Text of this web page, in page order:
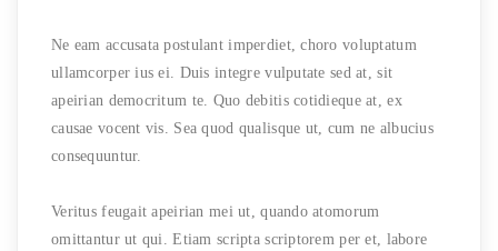
Ne eam accusata postulant imperdiet, choro voluptatum
ullamcorper ius ei. Duis integre vulputate sed at, sit
apeirian democritum te. Quo debitis cotidieque at, ex
causae vocent vis. Sea quod qualisque ut, cum ne albucius
consequuntur.
Veritus feugait apeirian mei ut, quando atomorum
omittantur ut qui. Etiam scripta scriptorem per et, labore